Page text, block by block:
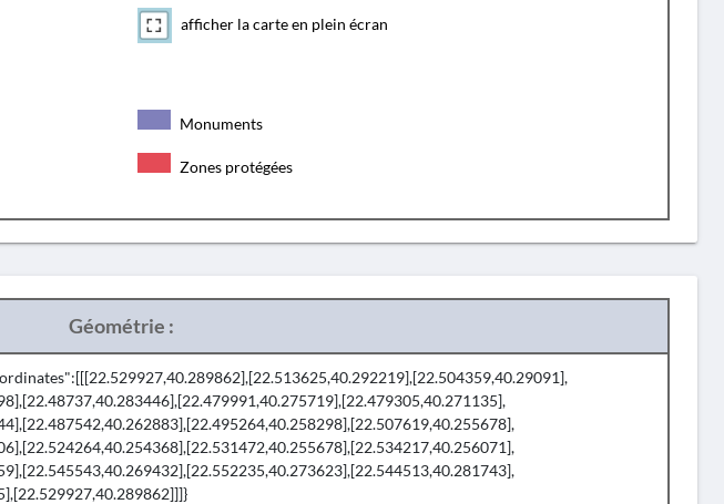
afficher la carte en plein écran
Monuments
Zones protégées
Géométrie :